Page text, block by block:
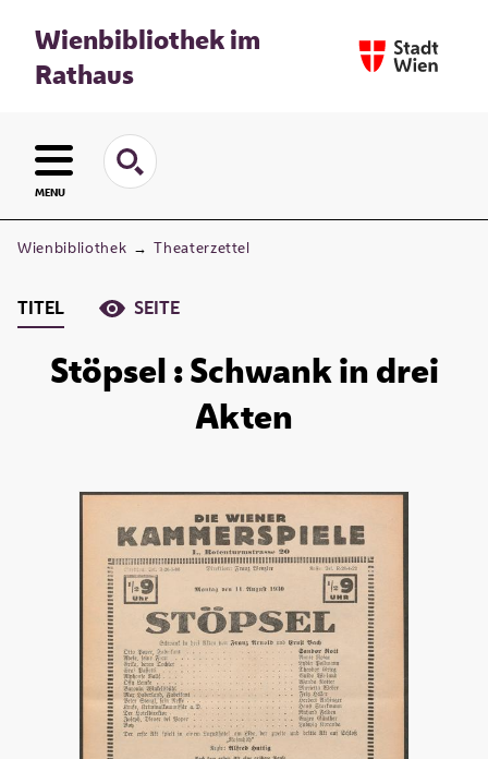
Wienbibliothek im
Rathaus
MENU
Wienbibliothek → Theaterzettel
TITEL SEITE
Stöpsel : Schwank in drei
Akten